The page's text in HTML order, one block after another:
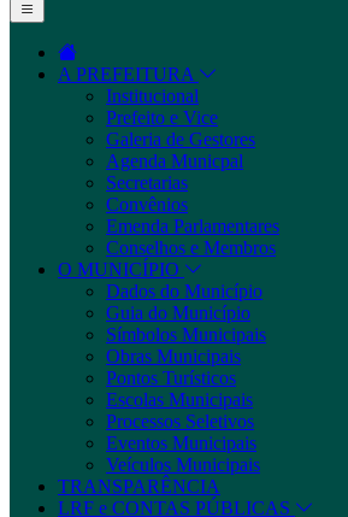
A PREFEITURA
Institucional
Prefeito e Vice
Galeria de Gestores
Agenda Municpal
Secretarias
Convênios
Emenda Parlamentares
Conselhos e Membros
O MUNICÍPIO
Dados do Município
Guia do Município
Símbolos Municipais
Obras Municipais
Pontos Turísticos
Escolas Municipais
Processos Seletivos
Eventos Municipais
Veículos Municipais
TRANSPARÊNCIA
LRF e CONTAS PÚBLICAS